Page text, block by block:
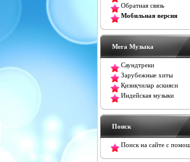
Обратная связь
Мобильная версия
Мега Музыка
Саундтреки
Зарубежные хиты
Қизиқчилар аскияси
Индейская музыки
Поиск
Поиск на сайте с